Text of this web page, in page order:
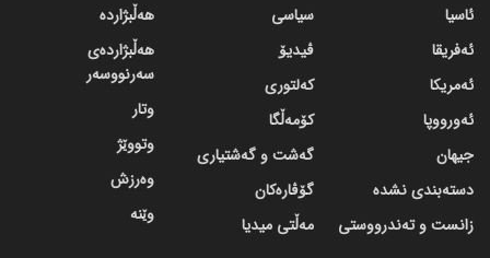
ئاسیا
ئەفریقا
ئەمریکا
ئەورووپا
جیهان
دسته‌بندی نشده
زانست و تەندرووستی
سیاسی
ڤیدیۆ
کەلتوری
کۆمەڵگا
گه‌شت و گه‌شتیاری
گۆڤاره‌کان
مەڵتی میدیا
هەڵبژاردە
هەڵبژاردەی
سەرنووسەر
وتار
وتووێژ
وەرزش
وێنە